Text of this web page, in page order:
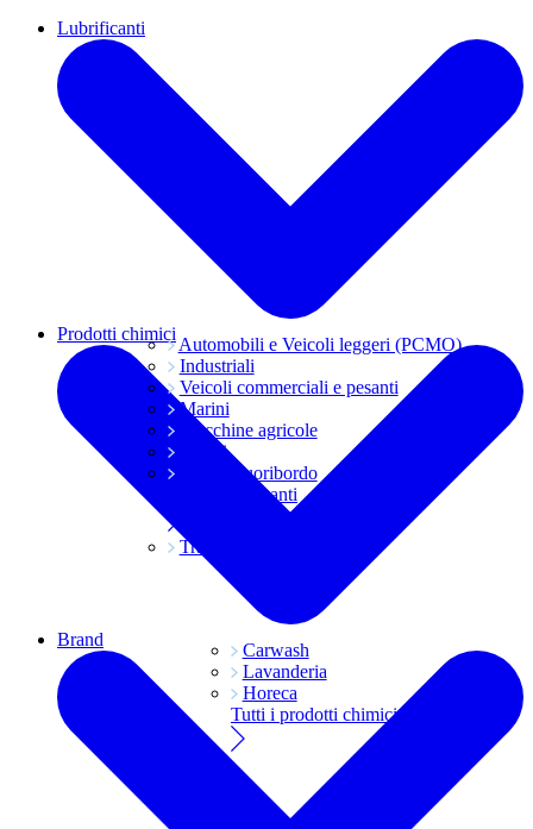
Lubrificanti
Automobili e Veicoli leggeri (PCMO)
Industriali
Veicoli commerciali e pesanti
Marini
Macchine agricole
Grassi
Moto e fuoribordo
Tutti i lubrificanti
Trasmissioni
Prodotti chimici
Carwash
Lavanderia
Horeca
Tutti i prodotti chimici
Brand